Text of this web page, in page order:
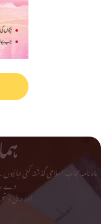
ماہ نامہ حجاب اسلامی گذشتہ کئی
دے
اور دینی و